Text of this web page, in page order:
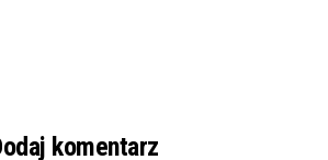
komentarz